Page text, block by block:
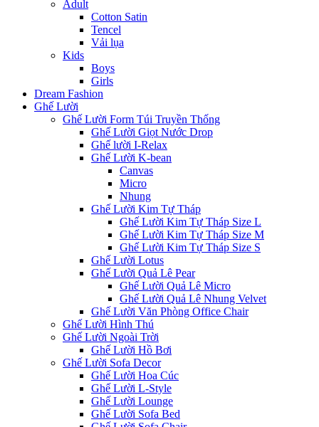
Adult
Cotton Satin
Tencel
Vải lụa
Kids
Boys
Girls
Dream Fashion
Ghế Lười
Ghế Lười Form Túi Truyền Thống
Ghế Lười Giọt Nước Drop
Ghế lười I-Relax
Ghế Lười K-bean
Canvas
Micro
Nhung
Ghế Lười Kim Tự Tháp
Ghế Lười Kim Tự Tháp Size L
Ghế Lười Kim Tự Tháp Size M
Ghế Lười Kim Tự Tháp Size S
Ghế Lười Lotus
Ghế Lười Quả Lê Pear
Ghế Lười Quả Lê Micro
Ghế Lười Quả Lê Nhung Velvet
Ghế Lười Văn Phòng Office Chair
Ghế Lười Hình Thú
Ghế Lười Ngoài Trời
Ghế Lười Hồ Bơi
Ghế Lười Sofa Decor
Ghế Lười Hoa Cúc
Ghế Lười L-Style
Ghế Lười Lounge
Ghế Lười Sofa Bed